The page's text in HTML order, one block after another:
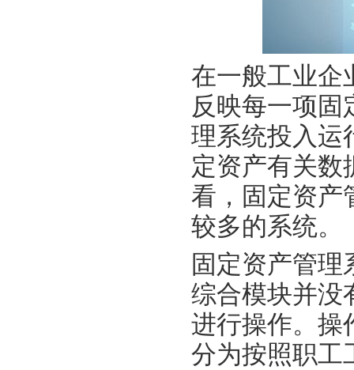
在一般工业企
反映每一项固
理系统投入运
定资产有关数
看，固定资产
较多的系统。
固定资产管
综合模块并没
进行操作。操
分为按照职工